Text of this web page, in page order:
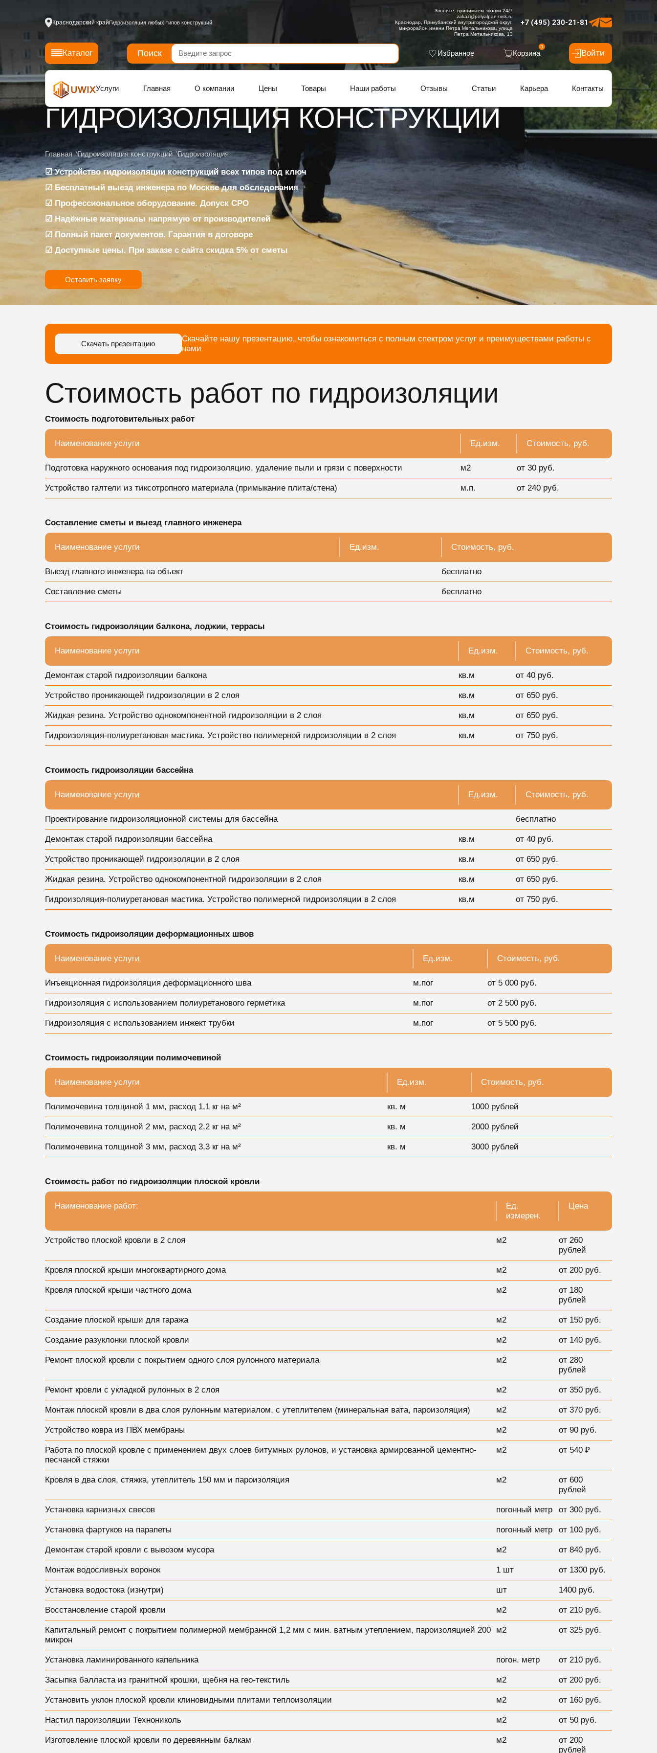
Краснодарский крайГидроизоляция любых типов конструкций +7 (495) 230-21-81
Звоните, принимаем звонки 24/7
zakaz@polyalpan-msk.ru
Краснодар, Прикубанский внутригородской округ,
микрорайон имени Петра Метальникова, улица
Петра Метальникова, 13
Каталог Поиск Избранное Корзина
0
Войти
Услуги Главная О компании Цены Товары Наши работы Отзывы Статьи Карьера Контакты
ГИДРОИЗОЛЯЦИЯ КОНСТРУКЦИЙ
Главная Гидроизоляция конструкций Гидроизоляция
☑ Устройство гидроизоляции конструкций всех типов под ключ
☑ Бесплатный выезд инженера по Москве для обследования
☑ Профессиональное оборудование. Допуск СРО
☑ Надёжные материалы напрямую от производителей
☑ Полный пакет документов. Гарантия в договоре
☑ Доступные цены. При заказе с сайта скидка 5% от сметы
Оставить заявку
Скачать презентацию
Скачайте нашу презентацию, чтобы ознакомиться с полным спектром услуг и преимуществами работы с
нами
Стоимость работ по гидроизоляции
Стоимость подготовительных работ
Наименование услуги Ед.изм. Стоимость, руб.
Подготовка наружного основания под гидроизоляцию, удаление пыли и грязи с поверхности м2 от 30 руб.
Устройство галтели из тиксотропного материала (примыкание плита/стена) м.п. от 240 руб.
Составление сметы и выезд главного инженера
Наименование услуги Ед.изм. Стоимость, руб.
Выезд главного инженера на объект бесплатно
Составление сметы бесплатно
Стоимость гидроизоляции балкона, лоджии, террасы
Наименование услуги Ед.изм. Стоимость, руб.
Демонтаж старой гидроизоляции балкона кв.м от 40 руб.
Устройство проникающей гидроизоляции в 2 слоя кв.м от 650 руб.
Жидкая резина. Устройство однокомпонентной гидроизоляции в 2 слоя кв.м от 650 руб.
Гидроизоляция-полиуретановая мастика. Устройство полимерной гидроизоляции в 2 слоя кв.м от 750 руб.
Стоимость гидроизоляции бассейна
Наименование услуги Ед.изм. Стоимость, руб.
Проектирование гидроизоляционной системы для бассейна бесплатно
Демонтаж старой гидроизоляции бассейна кв.м от 40 руб.
Устройство проникающей гидроизоляции в 2 слоя кв.м от 650 руб.
Жидкая резина. Устройство однокомпонентной гидроизоляции в 2 слоя кв.м от 650 руб.
Гидроизоляция-полиуретановая мастика. Устройство полимерной гидроизоляции в 2 слоя кв.м от 750 руб.
Стоимость гидроизоляции деформационных швов
Наименование услуги Ед.изм. Стоимость, руб.
Инъекционная гидроизоляция деформационного шва м.пог от 5 000 руб.
Гидроизоляция с использованием полиуретанового герметика м.пог от 2 500 руб.
Гидроизоляция с использованием инжект трубки м.пог от 5 500 руб.
Стоимость гидроизоляции полимочевиной
Наименование услуги Ед.изм. Стоимость, руб.
Полимочевина толщиной 1 мм, расход 1,1 кг на м² кв. м 1000 рублей
Полимочевина толщиной 2 мм, расход 2,2 кг на м² кв. м 2000 рублей
Полимочевина толщиной 3 мм, расход 3,3 кг на м² кв. м 3000 рублей
Стоимость работ по гидроизоляции плоской кровли
Наименование работ:
Ед.
измерен.
Цена
Устройство плоской кровли в 2 слоя м2
от 260
рублей
Кровля плоской крыши многоквартирного дома м2 от 200 руб.
Кровля плоской крыши частного дома м2
от 180
рублей
Создание плоской крыши для гаража м2 от 150 руб.
Создание разуклонки плоской кровли м2 от 140 руб.
Ремонт плоской кровли с покрытием одного слоя рулонного материала м2
от 280
рублей
Ремонт кровли с укладкой рулонных в 2 слоя м2 от 350 руб.
Монтаж плоской кровли в два слоя рулонным материалом, с утеплителем (минеральная вата, пароизоляция) м2 от 370 руб.
Устройство ковра из ПВХ мембраны м2 от 90 руб.
Работа по плоской кровле с применением двух слоев битумных рулонов, и установка армированной цементно-
песчаной стяжки
м2 от 540 ₽
Кровля в два слоя, стяжка, утеплитель 150 мм и пароизоляция м2
от 600
рублей
Установка карнизных свесов погонный метр от 300 руб.
Установка фартуков на парапеты погонный метр от 100 руб.
Демонтаж старой кровли с вывозом мусора м2 от 840 руб.
Монтаж водосливных воронок 1 шт от 1300 руб.
Установка водостока (изнутри) шт 1400 руб.
Восстановление старой кровли м2 от 210 руб.
Капитальный ремонт с покрытием полимерной мембранной 1,2 мм с мин. ватным утеплением, пароизоляцией 200
микрон
м2 от 325 руб.
Установка ламинированного капельника погон. метр от 210 руб.
Засыпка балласта из гранитной крошки, щебня на гео-текстиль м2 от 200 руб.
Установить уклон плоской кровли клиновидными плитами теплоизоляции м2 от 160 руб.
Настил пароизоляции Технониколь м2 от 50 руб.
Изготовление плоской кровли по деревянным балкам м2
от 200
рублей